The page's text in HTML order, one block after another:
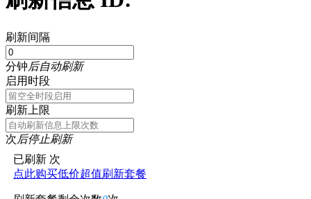
刷新间隔
分钟后自动刷新
启用时段
刷新上限
次后停止刷新
已刷新 次
点此购买低价超值刷新套餐